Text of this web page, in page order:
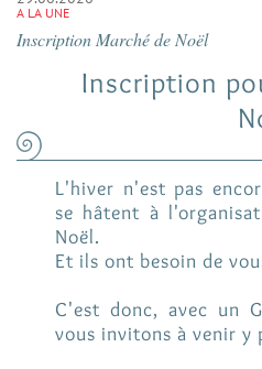
A LA UNE
Inscription Marché de Noël
Inscription
L'hiver n'est pas
se hâtent à
Noël.
Et ils ont besoin de
C'est donc, avec un
vous invitons à venir y